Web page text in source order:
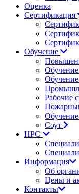
Оценка
Сертификация
Обучение
Обучение
Обучение
Рабочие
Соут
НРС
Информация
Об
Цены и
Контакты